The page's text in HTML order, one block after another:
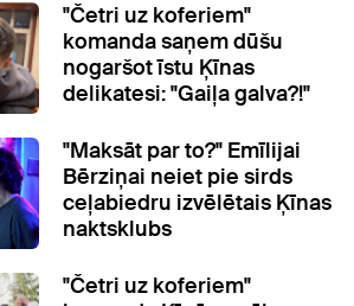
"Četri uz koferiem"
komanda saņem dūšu
nogaršot īstu Ķīnas
delikatesi: "Gaiļa galva?!"
"Maksāt par to?" Emīlijai
Bērziņai neiet pie sirds
ceļabiedru izvēlētais Ķīnas
naktsklubs
"Četri uz koferiem"